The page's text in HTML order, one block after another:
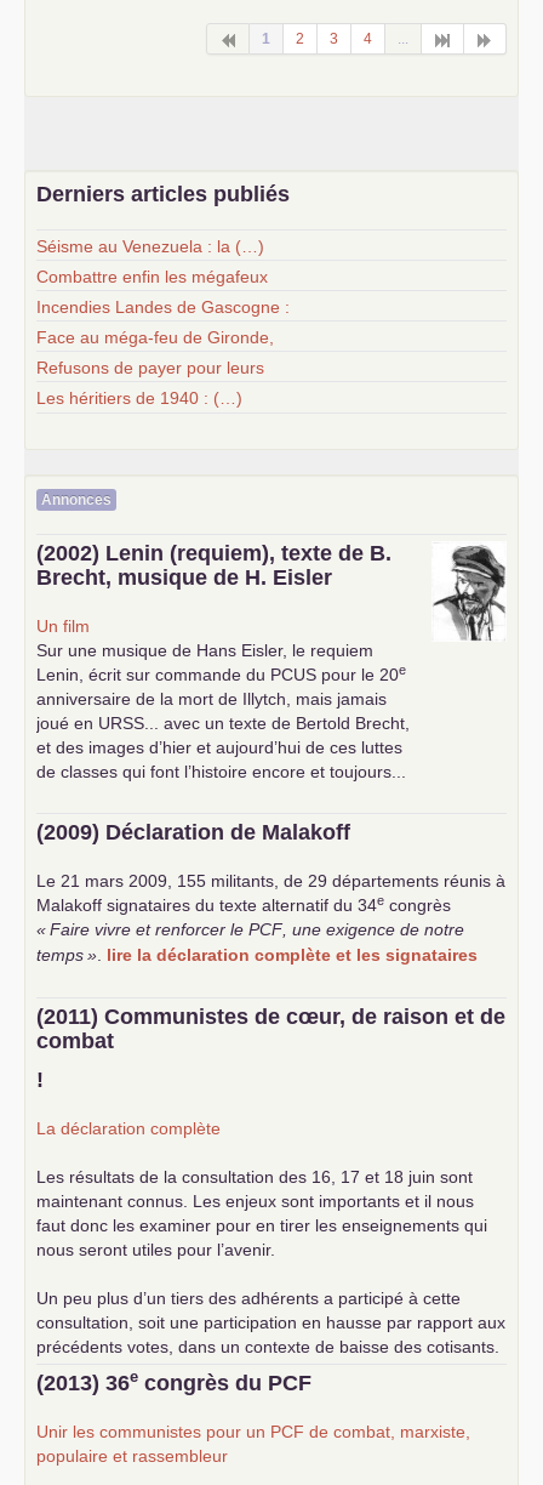
1 2 3 4 ...
Derniers articles publiés
Séisme au Venezuela : la (…)
Combattre enfin les mégafeux
Incendies Landes de Gascogne :
Face au méga-feu de Gironde,
Refusons de payer pour leurs
Les héritiers de 1940 : (…)
Annonces
(2002) Lenin (requiem), texte de B.
Brecht, musique de H. Eisler
Un film
Sur une musique de Hans Eisler, le requiem
Lenin, écrit sur commande du PCUS pour le 20e
anniversaire de la mort de Illytch, mais jamais
joué en URSS ... avec un texte de Bertold Brecht,
et des images d’hier et aujourd’hui de ces luttes
de classes qui font l’histoire encore et toujours...
(2009) Déclaration de Malakoff
Le 21 mars 2009, 155 militants, de 29 départements réunis à
Malakoff signataires du texte alternatif du 34e congrès
«Faire vivre et renforcer le PCF , une exigence de notre
temps» lire la déclaration complète et les signataires
(2011) Communistes de cœur, de raison et de
combat
!
La déclaration complète
Les résultats de la consultation des 16, 17 et 18 juin sont
maintenant connus. Les enjeux sont importants et il nous
faut donc les examiner pour en tirer les enseignements qui
nous seront utiles pour l’avenir.
Un peu plus d’un tiers des adhérents a participé à cette
consultation, soit une participation en hausse par rapport aux
précédents votes, dans un contexte de baisse des cotisants.
... lire la suite
(2013) 36e congrès du PCF
Unir les communistes pour un PCF de combat, marxiste,
populaire et rassembleur